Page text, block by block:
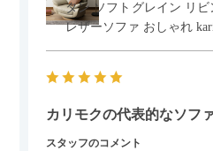
タン ソフトグレイン リ
レザーソファ おしゃれ
カリモクの代表的なソフ
スタッフのコメント